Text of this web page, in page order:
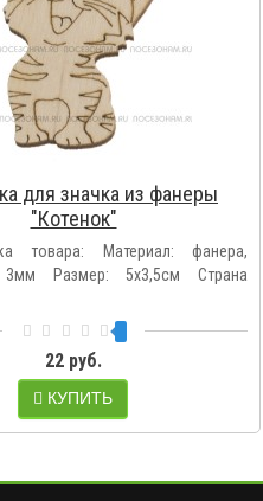
для значка из фанеры
"Котенок"
товара: Материал: фанера,
Размер: 5х3,5см Страна
22 руб.
КУПИТЬ